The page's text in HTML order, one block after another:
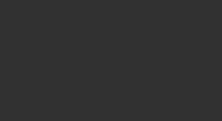
America’s Cup
verso Napoli